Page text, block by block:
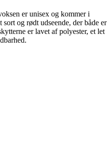
er unisex og kommer i
og rødt udseende, der både er
er lavet af polyester, et let